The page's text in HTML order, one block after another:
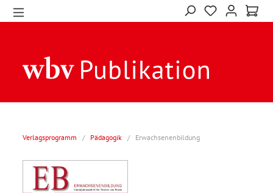
Verlagsprogramm / Pädagogik / Erwachsenenbildung